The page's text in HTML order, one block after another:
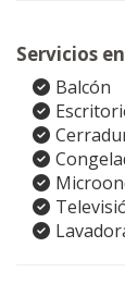
Servicios
Balcón